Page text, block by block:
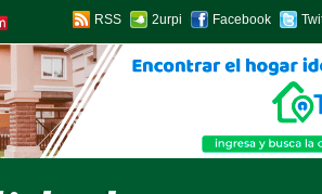
RSS 2urpi Facebook